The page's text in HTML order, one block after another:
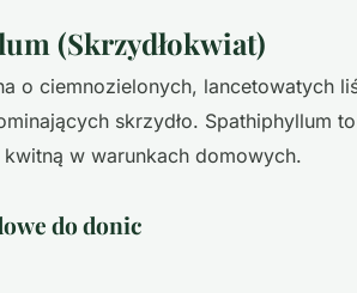
(Skrzydłokwiat)
o ciemnozielonych, lancetowatych
skrzydło. Spathiphyllum
w warunkach domowych.
do donic